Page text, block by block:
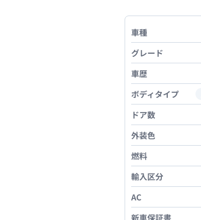
車種
グレード
車歴
ボディタイプ
ドア数
外装色
燃料
輸入区分
AC
新車保証書